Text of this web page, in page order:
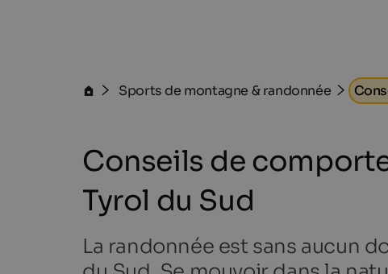
Sports de montagne & randonnée
Conseils de
Tyrol du Sud
La randonnée est sans aucun